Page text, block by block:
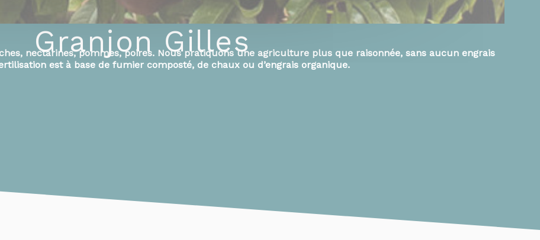
Granjon Gilles
nectarines, pommes, poires. Nous pratiquons une agriculture plus que raisonnée, sans aucun engrais
est à base de fumier composté, de chaux ou d’engrais organique.